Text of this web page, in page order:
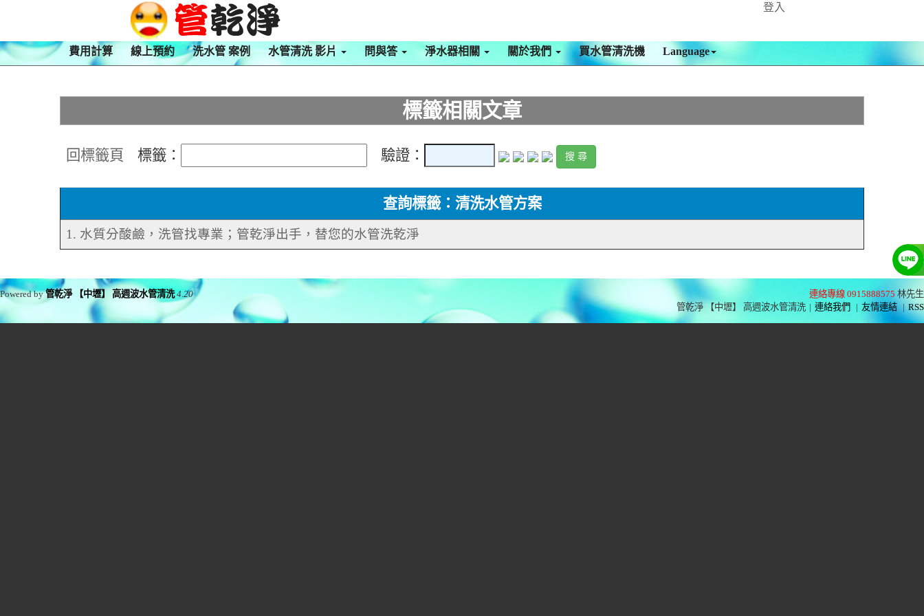
登入
費用計算 線上預約 洗水管 案例 水管清洗 影片 問與答 淨水器相關 關於我們 買水管清洗機 Language
標籤相關文章
回標籤頁 標籤： 驗證：
查詢標籤：清洗水管方案
1. 水質分酸鹼，洗管找專業；管乾淨出手，替您的水管洗乾淨
連絡專線 0915888575 林先生
管乾淨 【中壢】 高週波水管清洗 | 連絡我們 | 友情連結 | RSS
Powered by管乾淨 【中壢】 高週波水管清洗 4.20